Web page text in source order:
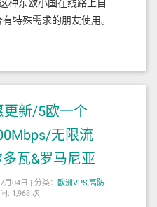
种东欧小国在线路上自
特殊需求的朋友使用。
更新/5欧一个
无限流
瓦&罗马尼亚
月04日 | 分类： 欧洲VPS,高防
: 1,963 次